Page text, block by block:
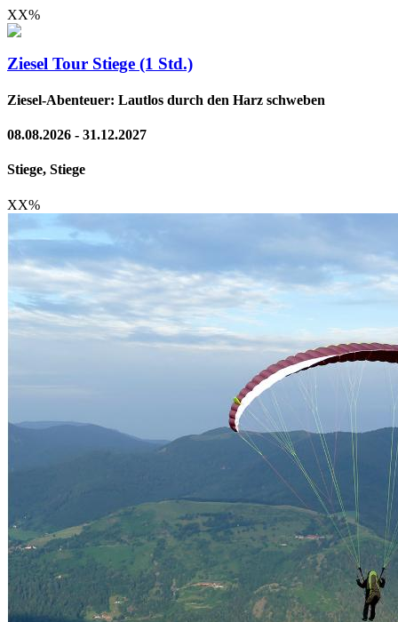
XX%
Ziesel Tour Stiege (1 Std.)
Ziesel-Abenteuer: Lautlos durch den Harz schweben
08.08.2026 - 31.12.2027
Stiege, Stiege
XX%